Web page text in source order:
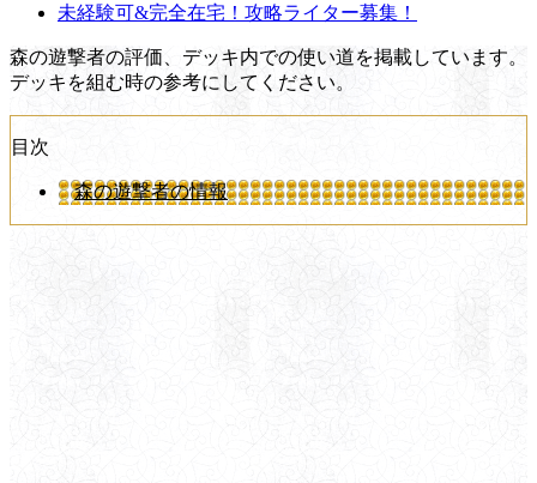
未経験可&完全在宅！攻略ライター募集！
森の遊撃者の評価、デッキ内での使い道を掲載しています。
デッキを組む時の参考にしてください。
目次
森の遊撃者の情報